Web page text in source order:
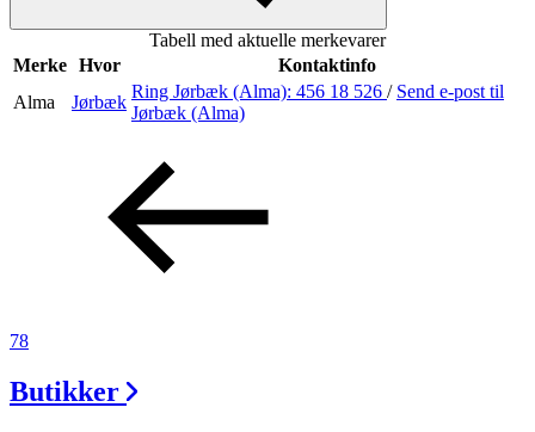
Inspirasjon
Åpningstider
Magasin
Tabell med aktuelle merkevarer
Merke Hvor
Kontaktinfo
Alma
Jørbæk
Ring Jørbæk (Alma): 456 18 526 / Send e-post til
Jørbæk (Alma)
78
Butikker